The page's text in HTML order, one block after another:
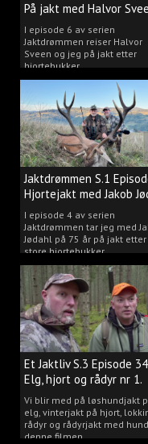
På jakt med Halvor
I episode 6 av serien
Jaktdrømmen reiser Halvor
Sveen og jeg på jakt etter
hjortebukker.
Jaktdrømmen S.1
Hjortejakt med Jakob
I episode 4 av serien
Jaktdrømmen tar jeg med
Jødahl på 75 år på jakt etter
store hjortebukker.
Et Jaktliv S.3 Episode 34,
Elg, hjort og rådyr nr 1.
2025
Vi blir med på løshundjakt
elg, vinterjakt på hjort,
rådyr og rådyrjakt med
denne filmen.